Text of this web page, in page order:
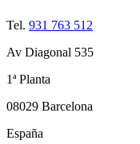
Tel. 931 763 512
Av Diagonal 535
1ª Planta
08029 Barcelona
España